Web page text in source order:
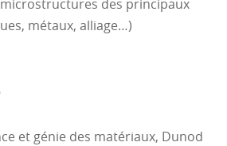
des principaux
métaux, alliage…)
et génie des matériaux, Dunod